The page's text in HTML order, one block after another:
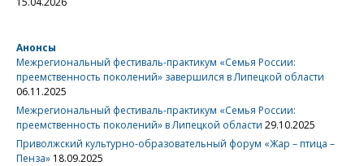
Анонсы
Межрегиональный фестиваль-практикум «Семья России:
преемственность поколений» завершился в Липецкой области
06.11.2025
Межрегиональный фестиваль-практикум «Семья России:
преемственность поколений» в Липецкой области 29.10.2025
Приволжский культурно-образовательный форум «Жар – птица –
Пенза» 18.09.2025